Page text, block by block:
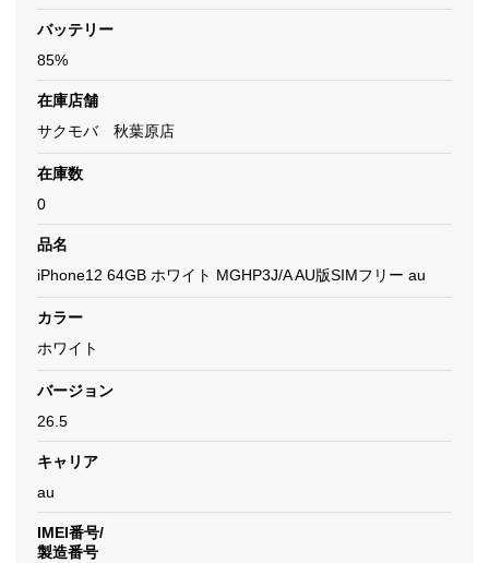
バッテリー
85%
在庫店舗
サクモバ 秋葉原店
在庫数
0
品名
iPhone12 64GB ホワイト MGHP3J/A AU版SIMフリー au
カラー
ホワイト
バージョン
26.5
キャリア
au
IMEI番号/
製造番号